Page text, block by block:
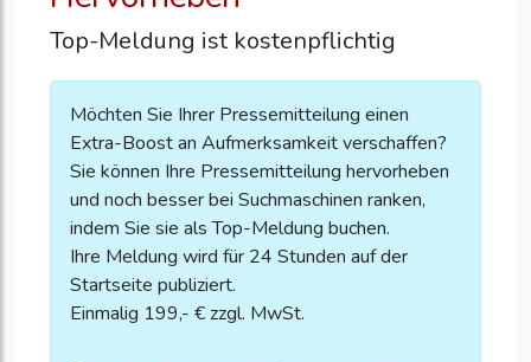
Top-Meldung ist kostenpflichtig
Möchten Sie Ihrer Pressemitteilung einen
Extra-Boost an Aufmerksamkeit verschaffen?
Sie können Ihre Pressemitteilung hervorheben
und noch besser bei Suchmaschinen ranken,
indem Sie sie als Top-Meldung buchen.
Ihre Meldung wird für 24 Stunden auf der
Startseite publiziert.
Einmalig 199,- € zzgl. MwSt.